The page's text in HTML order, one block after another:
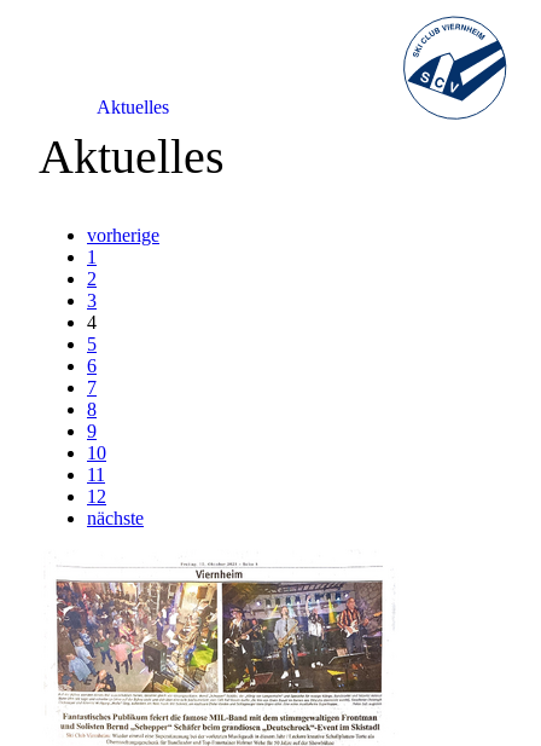
Aktuelles
Aktuelles
vorherige
1
2
3
4
5
6
7
8
9
10
11
12
nächste